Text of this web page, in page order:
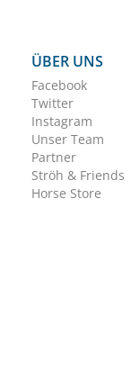
ÜBER UNS
Facebook
Twitter
Instagram
Unser Team
Partner
Ströh & Friends
Horse Store